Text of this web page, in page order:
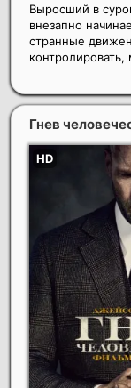
Выросший в
внезапно
странные
Гнев